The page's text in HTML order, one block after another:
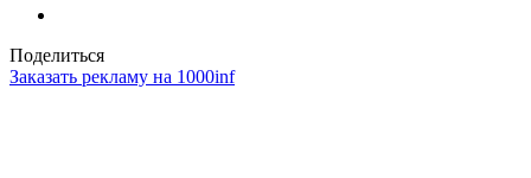
Поделиться
Заказать рекламу на 1000inf